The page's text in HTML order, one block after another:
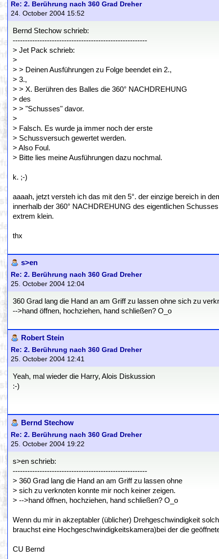
Re: 2. Berührung nach 360 Grad Dreher
24. October 2004 15:52
Bernd Stechow schrieb:
-------------------------------------------------------
> Jet Pack schrieb:
>
> > Deinen Ausführungen zu Folge beendet ein 2.,
> 3.,
> > X. Berühren des Balles die 360° NACHDREHUNG
> des
> > "Schusses" davor.
>
> Falsch. Es wurde ja immer noch der erste
> Schussversuch gewertet werden.
> Also Foul.
> Bitte lies meine Ausführungen dazu nochmal.
k. ;-)
aaaah, jetzt versteh ich das mit den 5°. der einzige bereich in
innerhalb der 360° NACHDREHUNG des eigentlichen
extrem klein.
thx
s>en
Re: 2. Berührung nach 360 Grad Dreher
25. October 2004 12:04
360 Grad lang die Hand an am Griff zu lassen ohne sich zu
-->hand öffnen, hochziehen, hand schließen? O_o
Robert Stein
Re: 2. Berührung nach 360 Grad Dreher
25. October 2004 12:41
Yeah, mal wieder die Harry, Alois Diskussion
:-)
Bernd Stechow
Re: 2. Berührung nach 360 Grad Dreher
25. October 2004 19:22
s>en schrieb:
-------------------------------------------------------
> 360 Grad lang die Hand an am Griff zu lassen ohne
> sich zu verknoten konnte mir noch keiner zeigen.
> -->hand öffnen, hochziehen, hand schließen? O_o
Wenn du mir in akzeptabler (üblicher) Drehgeschwindigkeit
brauchst eine Hochgeschwindigkeitskamera)bei der die
CU Bernd